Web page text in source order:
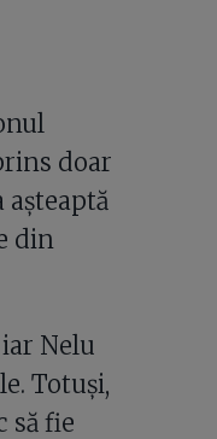
doar
din
Nelu
Totuși,
să fie